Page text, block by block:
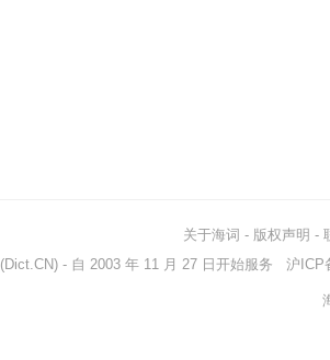
关于海词 - 版权声明 -
(Dict.CN) - 自 2003 年 11 月 27 日开始服务 沪ICP